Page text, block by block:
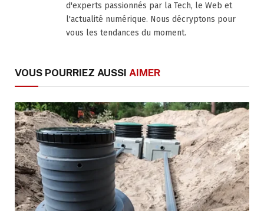
d'experts passionnés par la Tech, le Web et
l'actualité numérique. Nous décryptons pour
vous les tendances du moment.
VOUS POURRIEZ AUSSI AIMER